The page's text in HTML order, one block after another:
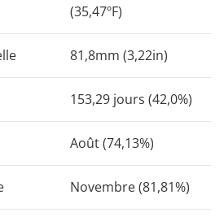
(35,47ºF)
81,8mm (3,22in)
153,29 jours (42,0%)
Août (74,13%)
Novembre (81,81%)